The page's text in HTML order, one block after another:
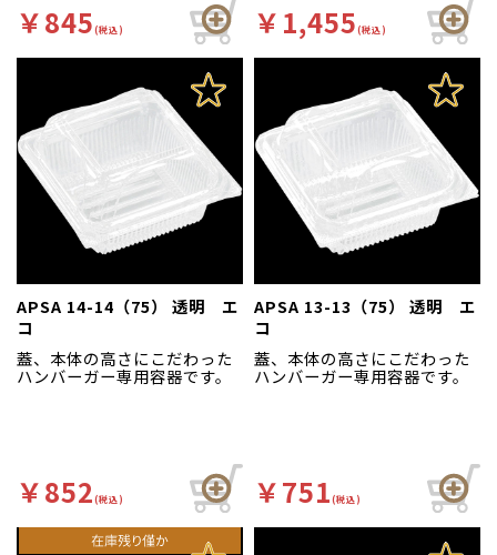
￥845(税込) ￥1,455(税込)
APSA 14-14（75） 透明 エ
コ
蓋、本体の高さにこだわった
ハンバーガー専用容器です。
￥852(税込)
APSA 13-13（75） 透明 エ
コ
蓋、本体の高さにこだわった
ハンバーガー専用容器です。
￥751(税込)